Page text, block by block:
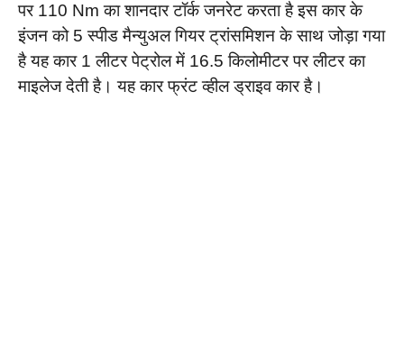
पर 110 Nm का शानदार टॉर्क जनरेट करता है इस कार के
इंजन को 5 स्पीड मैन्युअल गियर ट्रांसमिशन के साथ जोड़ा गया
है यह कार 1 लीटर पेट्रोल में 16.5 किलोमीटर पर लीटर का
माइलेज देती है। यह कार फ्रंट व्हील ड्राइव कार है।